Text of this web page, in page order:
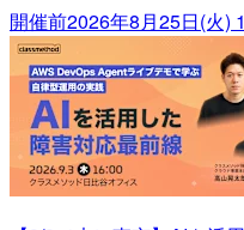
開催前2026年8月25日(火)